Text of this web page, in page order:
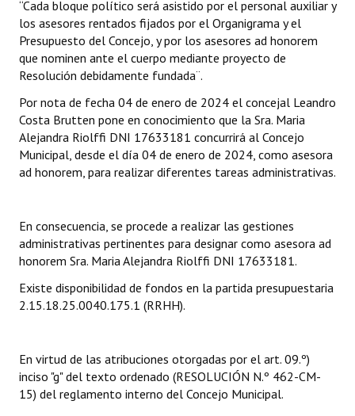
Actas de Sesión
Informes de Unidad Coordinadora
Ejecución Presupuestaria
Actas de Audiencias Públicas
NORMATIVA
Declaraciones
Resoluciones
Resoluciones de Presidencia
Antiguos Pobladores
Noticias Destacadas
“Cada bloque político será asistido por el personal auxiliar y
los asesores rentados fijados por el Organigrama y el
Presupuesto del Concejo, y por los asesores ad honorem
que nominen ante el cuerpo mediante proyecto de
Resolución debidamente fundada¨.
Por nota de fecha 04 de enero de 2024 el concejal Leandro
Costa Brutten pone en conocimiento que la Sra. Maria
Alejandra Riolffi DNI 17633181 concurrirá al Concejo
Municipal, desde el día 04 de enero de 2024, como asesora
ad honorem, para realizar diferentes tareas administrativas.
En consecuencia, se procede a realizar las gestiones
administrativas pertinentes para designar como asesora ad
honorem Sra. Maria Alejandra Riolffi DNI 17633181.
Existe disponibilidad de fondos en la partida presupuestaria
2.15.18.25.0040.175.1 (RRHH).
En virtud de las atribuciones otorgadas por el art. 09.º)
inciso "g" del texto ordenado (RESOLUCIÓN N.º 462-CM-
15) del reglamento interno del Concejo Municipal.